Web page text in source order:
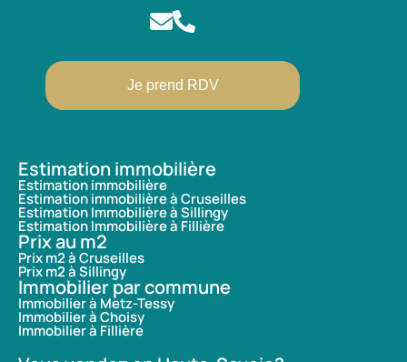
Je prend RDV
Estimation immobilière
Estimation immobilière
Estimation immobilière à Cruseilles
Estimation Immobilière à Sillingy
Estimation Immobilière à Fillière
Prix au m2
Prix m2 à Cruseilles
Prix m2 à Sillingy
Immobilier par commune
Immobilier à Metz-Tessy
Immobilier à Choisy
Immobilier à Fillière